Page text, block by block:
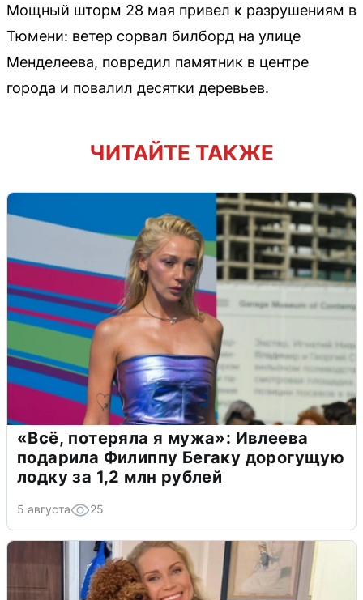
Мощный шторм 28 мая привел к разрушениям в
Тюмени: ветер сорвал билборд на улице
Менделеева, повредил памятник в центре
города и повалил десятки деревьев.
ЧИТАЙТЕ ТАКЖЕ
«Всё, потеряла я мужа»: Ивлеева
подарила Филиппу Бегаку дорогущую
лодку за 1,2 млн рублей
5 августа 25